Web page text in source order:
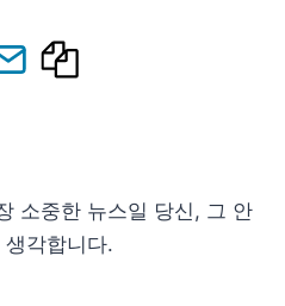
소중한 뉴스일 당신, 그 안
각합니다.